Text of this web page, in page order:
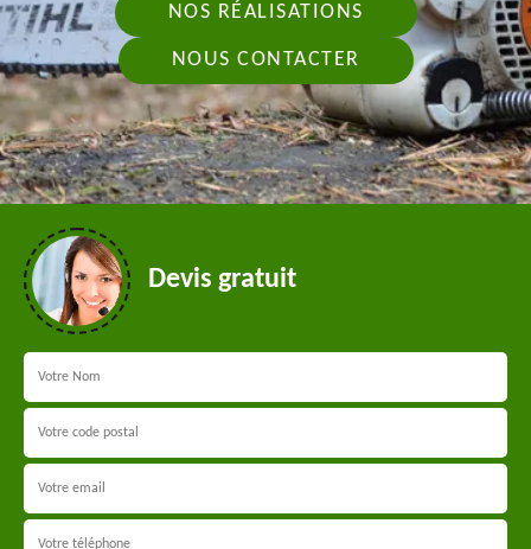
NOS RÉALISATIONS
NOUS CONTACTER
Devis gratuit